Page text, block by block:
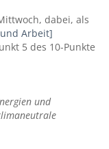
dabei, als
Arbeit]
5 des 10-Punkte
und